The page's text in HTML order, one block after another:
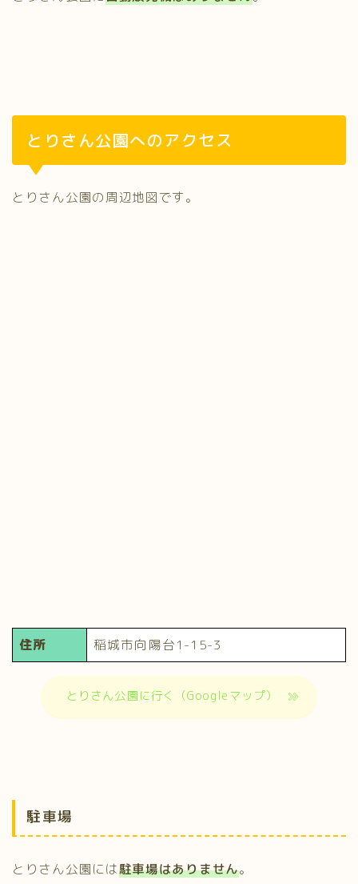
とりさん公園へのアクセス
とりさん公園の周辺地図です。
住所 稲城市向陽台1-15-3
とりさん公園に行く（Googleマップ）
駐車場
とりさん公園には駐車場はありません。